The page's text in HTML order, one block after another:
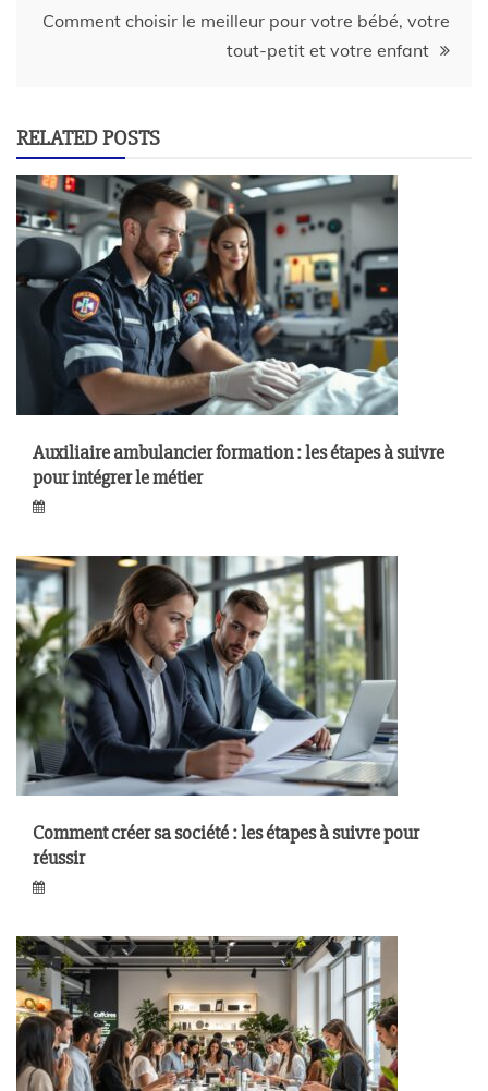
Comment choisir le meilleur pour votre bébé, votre
tout-petit et votre enfant
RELATED POSTS
Auxiliaire ambulancier formation : les étapes à suivre
pour intégrer le métier
Comment créer sa société : les étapes à suivre pour
réussir